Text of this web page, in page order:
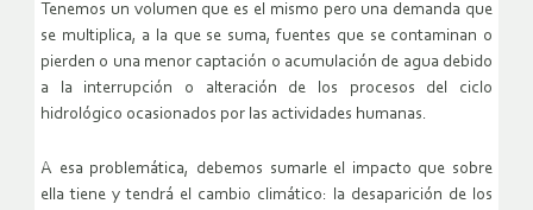
Tenemos un volumen que es el mismo pero una demanda que
se multiplica, a la que se suma, fuentes que se contaminan o
pierden o una menor captación o acumulación de agua debido
a la interrupción o alteración de los procesos del ciclo
hidrológico ocasionados por las actividades humanas.
A esa problemática, debemos sumarle el impacto que sobre
ella tiene y tendrá el cambio climático: la desaparición de los